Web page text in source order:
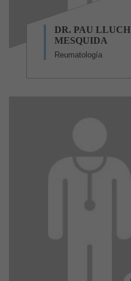
DR. PAU LLUCH
MESQUIDA
Reumatología